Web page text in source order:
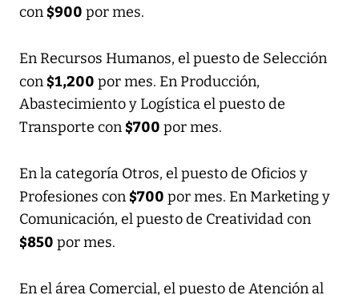
con $900 por mes.
En Recursos Humanos, el puesto de Selección
con $1,200 por mes. En Producción,
Abastecimiento y Logística el puesto de
Transporte con $700 por mes.
En la categoría Otros, el puesto de Oficios y
Profesiones con $700 por mes. En Marketing y
Comunicación, el puesto de Creatividad con
$850 por mes.
En el área Comercial, el puesto de Atención al